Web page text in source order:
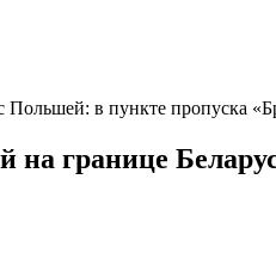
Польшей: в пункте пропуска
на границе